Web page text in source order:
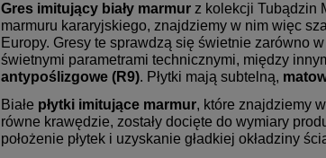
Gres imitujący biały marmur z kolekcji Tubądzin
marmuru kararyjskiego, znajdziemy w nim więc
Europy. Gresy te sprawdzą się świetnie zarówno
świetnymi parametrami technicznymi, między
antypoślizgowe (R9). Płytki mają subtelną,
Białe płytki imitujące marmur, które znajdziemy
równe krawędzie, zostały docięte do wymiary
położenie płytek i uzyskanie gładkiej okładziny